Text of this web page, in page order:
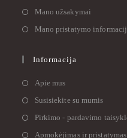
Mano užsakymai
Mano pristatymo
Informacija
Apie mus
Susisiekite su mumis
Pirkimo - pardavimo
Apmokėjimas ir pristatymas